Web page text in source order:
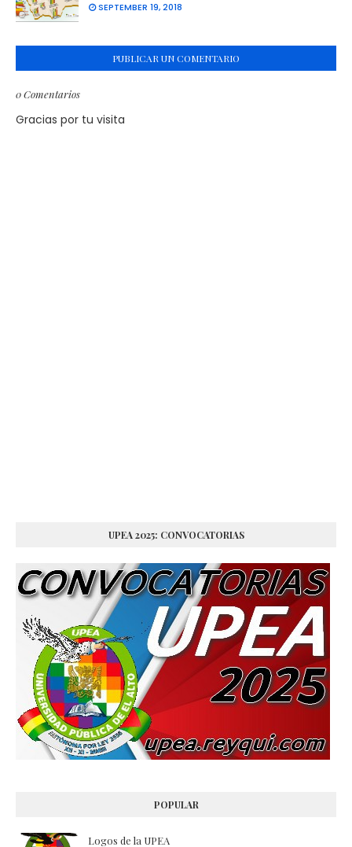
SEPTEMBER 19, 2018
PUBLICAR UN COMENTARIO
0 Comentarios
Gracias por tu visita
UPEA 2025: CONVOCATORIAS
POPULAR
Logos de la UPEA